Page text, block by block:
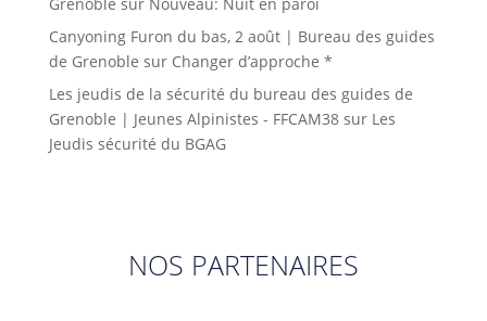
Canyoning Furon du bas, 2 août | Bureau des guides
de Grenoble sur Changer d’approche *
Les jeudis de la sécurité du bureau des guides de
Grenoble | Jeunes Alpinistes - FFCAM38sur Les
Jeudis sécurité du BGAG
NOS PARTENAIRES